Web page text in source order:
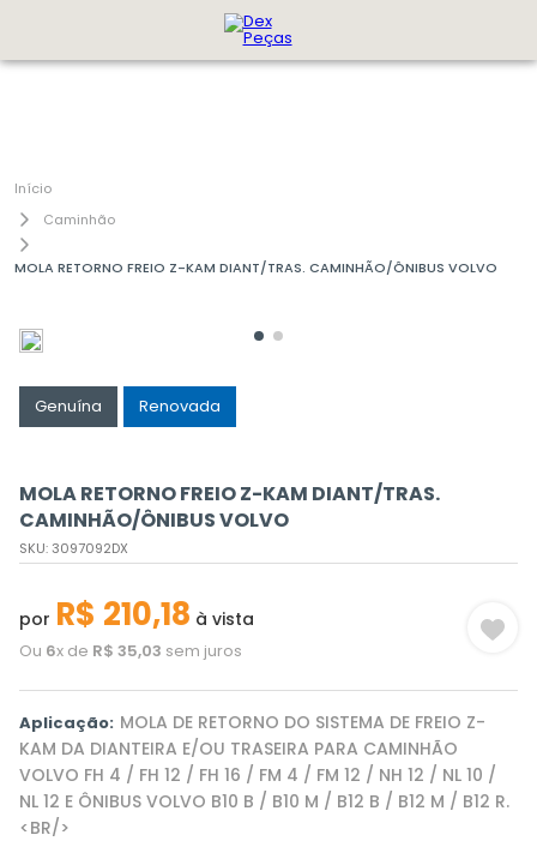
Caminhão
MOLA RETORNO FREIO Z-KAM DIANT/TRAS. CAMINHÃO/ÔNIBUS VOLVO
Genuína Renovada
MOLA RETORNO FREIO Z-KAM DIANT/TRAS.
CAMINHÃO/ÔNIBUS VOLVO
SKU: 3097092DX
por R$ 210,18 à vista
Ou 6x de R$ 35,03 sem juros
Aplicação: MOLA DE RETORNO DO SISTEMA DE FREIO Z-
KAM DA DIANTEIRA E/OU TRASEIRA PARA CAMINHÃO
VOLVO FH 4 / FH 12 / FH 16 / FM 4 / FM 12 / NH 12 / NL 10 /
NL 12 E ÔNIBUS VOLVO B10 B / B10 M / B12 B / B12 M / B12 R.
<BR/>